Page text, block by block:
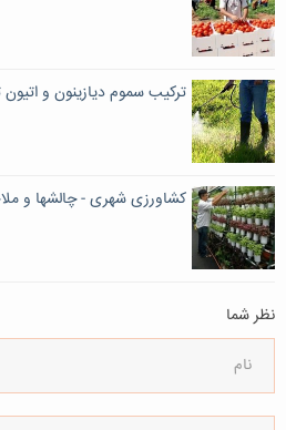
ترکیب سموم ديازينون و
کشاورزی شهری - چالشها و
نظر شما